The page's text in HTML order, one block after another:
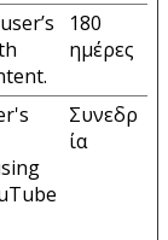
180
ημέρες
Συνεδρ
ία